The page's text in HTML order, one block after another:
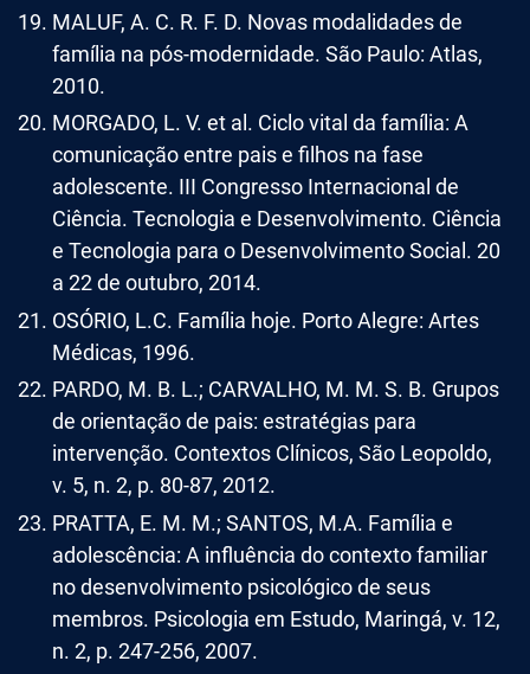
MALUF, A. C. R. F. D. Novas modalidades de
família na pós-modernidade. São Paulo: Atlas,
2010.
MORGADO, L. V. et al. Ciclo vital da família: A
comunicação entre pais e filhos na fase
adolescente. III Congresso Internacional de
Ciência. Tecnologia e Desenvolvimento. Ciência
e Tecnologia para o Desenvolvimento Social. 20
a 22 de outubro, 2014.
OSÓRIO, L.C. Família hoje. Porto Alegre: Artes
Médicas, 1996.
PARDO, M. B. L.; CARVALHO, M. M. S. B. Grupos
de orientação de pais: estratégias para
intervenção. Contextos Clínicos, São Leopoldo,
v. 5, n. 2, p. 80-87, 2012.
PRATTA, E. M. M.; SANTOS, M.A. Família e
adolescência: A influência do contexto familiar
no desenvolvimento psicológico de seus
membros. Psicologia em Estudo, Maringá, v. 12,
n. 2, p. 247-256, 2007.